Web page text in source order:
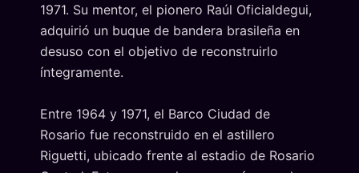
1971. Su mentor, el pionero Raúl Oficialdegui,
adquirió un buque de bandera brasileña en
desuso con el objetivo de reconstruirlo
íntegramente.
Entre 1964 y 1971, el Barco Ciudad de
Rosario fue reconstruido en el astillero
Riguetti, ubicado frente al estadio de Rosario